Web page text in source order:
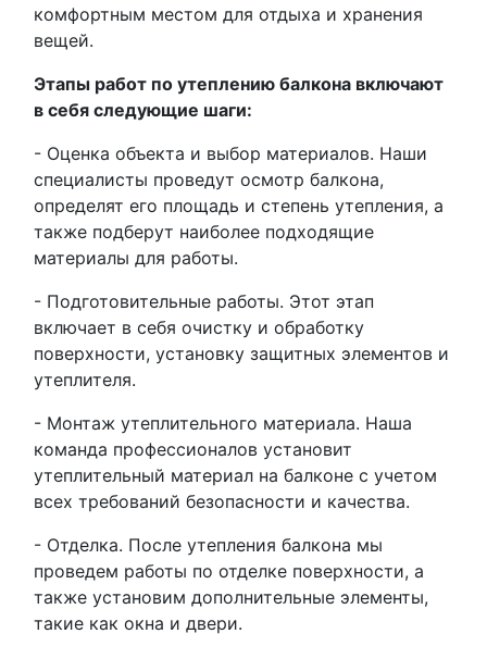
комфортным местом для отдыха и хранения
вещей.
Этапы работ по утеплению балкона включают
в себя следующие шаги:
- Оценка объекта и выбор материалов. Наши
специалисты проведут осмотр балкона,
определят его площадь и степень утепления, а
также подберут наиболее подходящие
материалы для работы.
- Подготовительные работы. Этот этап
включает в себя очистку и обработку
поверхности, установку защитных элементов и
утеплителя.
- Монтаж утеплительного материала. Наша
команда профессионалов установит
утеплительный материал на балконе с учетом
всех требований безопасности и качества.
- Отделка. После утепления балкона мы
проведем работы по отделке поверхности, а
также установим дополнительные элементы,
такие как окна и двери.